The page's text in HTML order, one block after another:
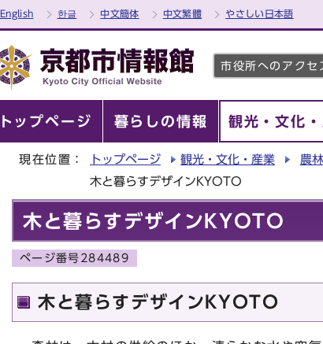
English 한글 中文簡体 中文繁體 やさしい日本語
市役所へのアクセ
トップページ 暮らしの情報 観光・文化
現在位置： トップページ 観光・文化・産業 農
木と暮らすデザインKYOTO
木と暮らすデザインKYOTO
ページ番号284489
木と暮らすデザインKYOTO